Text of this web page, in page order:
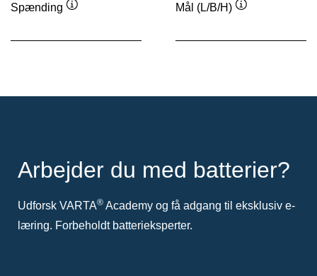
Spænding
Mål (L/B/H)
Arbejder du med batterier?
Udforsk VARTA® Academy og få adgang til eksklusiv e-
læring. Forbeholdt batterieksperter.